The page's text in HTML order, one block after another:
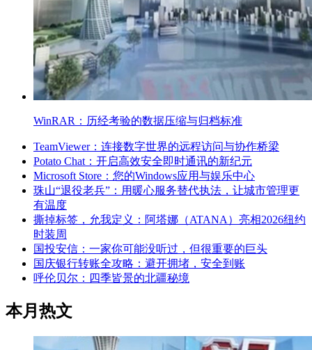
WinRAR：历经考验的数据压缩与归档标准
TeamViewer：连接数字世界的远程访问与协作桥梁
Potato Chat：开启高效安全即时通讯的新纪元
Microsoft Store：您的Windows应用与娱乐中心
珠山“退役老兵”：用暖心服务替代执法，让城市管理更
有温度
撕掉标签，允我定义：阿塔娜（ATANA）亮相2026纽约
时装周
国投安信：一家你可能没听过，但很重要的巨头
国庆银行转账全攻略：避开拥堵，安全到账
呼伦贝尔：四季皆景的北疆秘境
本月热文